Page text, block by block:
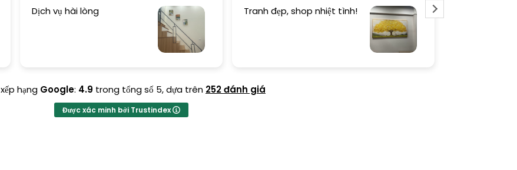
Dịch vụ hài lòng Tranh đẹp, shop nhiệt tình!
hạng Google: 4.9 trong tổng số 5,dựa trên 252 đánh giá
Được xác minh bởi Trustindex